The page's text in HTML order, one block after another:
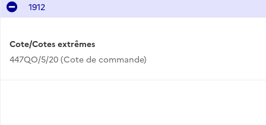
1912
Cote/Cotes extrêmes
447QO/5/20 (Cote de commande)